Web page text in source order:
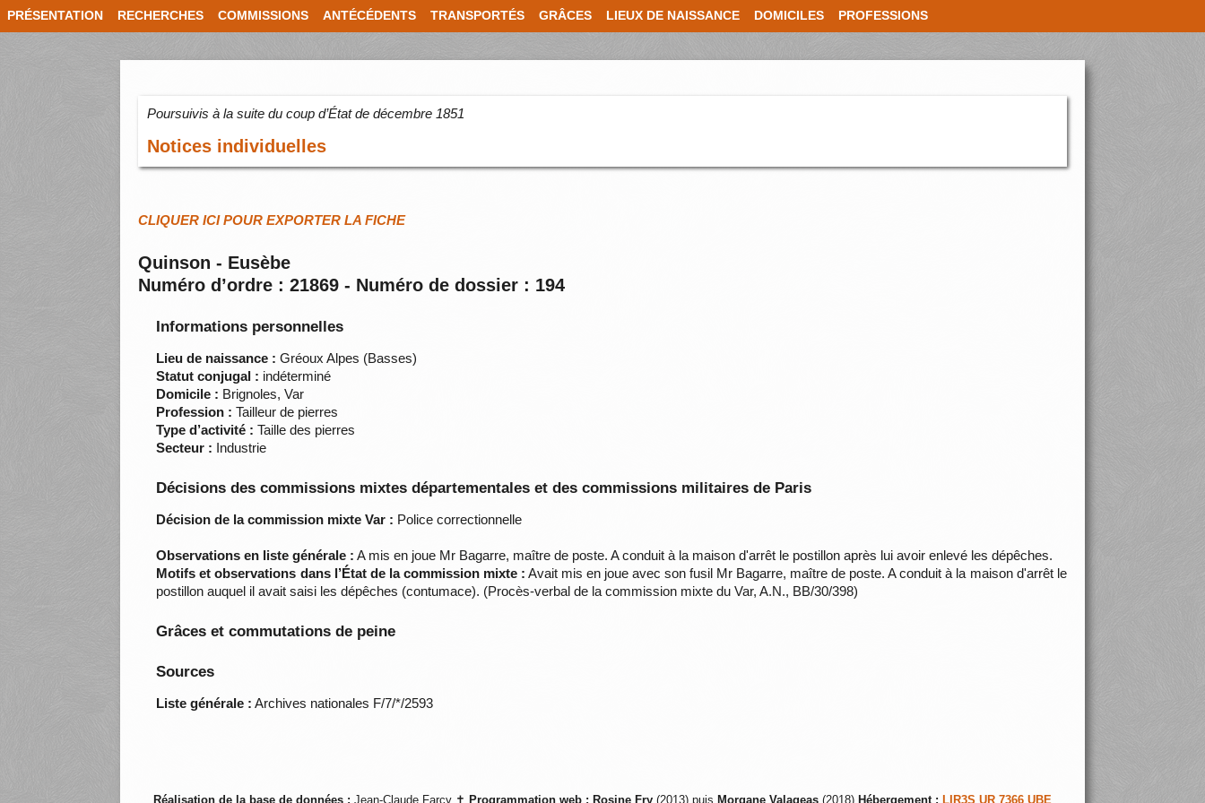
PRÉSENTATION RECHERCHES COMMISSIONS ANTÉCÉDENTS TRANSPORTÉS GRÂCES LIEUX DE NAISSANCE DOMICILES PROFESSIONS
Poursuivis à la suite du coup d’État de décembre 1851
Notices individuelles
CLIQUER ICI POUR EXPORTER LA FICHE
Quinson - Eusèbe
Numéro d’ordre : 21869 - Numéro de dossier : 194
Informations personnelles
Lieu de naissance : Gréoux Alpes (Basses)
Statut conjugal : indéterminé
Domicile : Brignoles, Var
Profession : Tailleur de pierres
Type d’activité : Taille des pierres
Secteur : Industrie
Décisions des commissions mixtes départementales et des commissions militaires de Paris
Décision de la commission mixte Var : Police correctionnelle
Observations en liste générale : A mis en joue Mr Bagarre, maître de poste. A conduit à la maison d'arrêt le postillon après lui avoir enlevé les dépêches.
Motifs et observations dans l’État de la commission mixte : Avait mis en joue avec son fusil Mr Bagarre, maître de poste. A conduit à la maison d'arrêt le
postillon auquel il avait saisi les dépêches (contumace). (Procès-verbal de la commission mixte du Var, A.N., BB/30/398)
Grâces et commutations de peine
Sources
Liste générale : Archives nationales F/7/*/2593
Réalisation de la base de données : Jean-Claude Farcy ✝ Programmation web : Rosine Fry (2013) puis Morgane Valageas (2018) Hébergement : LIR3S UR 7366 UBE